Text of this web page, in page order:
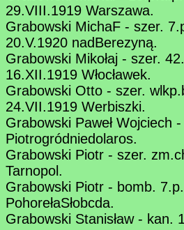
29.VIII.1919 Warszawa.
Grabowski MichaF - szer.
20.V.1920 nadBerezyną.
Grabowski Mikołaj - szer.
16.XII.1919 Włocławek.
Grabowski Otto - szer.
24.VII.1919 Werbiszki.
Grabowski Paweł Wojciech
Piotrogródniedolaros.
Grabowski Piotr - szer.
Tarnopol.
Grabowski Piotr - bomb.
PohorełaSłobcda.
Grabowski Stanisław - kan.